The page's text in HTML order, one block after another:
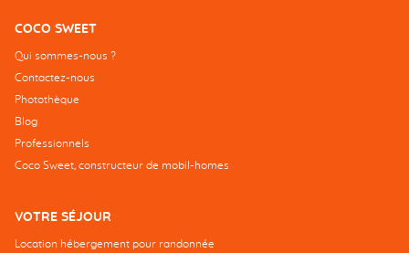
COCO SWEET
Qui sommes-nous ?
Contactez-nous
Photothèque
Blog
Professionnels
Coco Sweet, constructeur de mobil-homes
VOTRE SÉJOUR
Location hébergement pour randonnée